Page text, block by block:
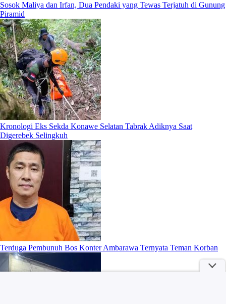
Sosok Maliya dan Irfan, Dua Pendaki yang Tewas Terjatuh di Gunung
Piramid
Kronologi Eks Sekda Konawe Selatan Tabrak Adiknya Saat
Digerebek Selingkuh
Terduga Pembunuh Bos Konter Ambarawa Ternyata Teman Korban